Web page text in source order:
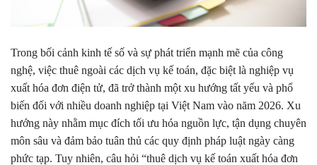
Trong bối cảnh kinh tế số và sự phát triển mạnh mẽ của công
nghệ, việc thuê ngoài các dịch vụ kế toán, đặc biệt là nghiệp vụ
xuất hóa đơn điện tử, đã trở thành một xu hướng tất yếu và phổ
biến đối với nhiều doanh nghiệp tại Việt Nam vào năm 2026. Xu
hướng này nhằm mục đích tối ưu hóa nguồn lực, tận dụng chuyên
môn sâu và đảm bảo tuân thủ các quy định pháp luật ngày càng
phức tạp. Tuy nhiên, câu hỏi “thuê dịch vụ kế toán xuất hóa đơn